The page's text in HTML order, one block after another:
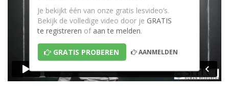
Je bekijkt één van onze gratis lesvideo’s.
Bekijk de volledige video door je GRATIS
te registreren of aan te melden.
GRATIS PROBEREN AANMELDEN